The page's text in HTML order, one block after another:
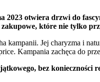
2023 otwiera drzwi do
które nie tylko
kampanii. Jej charyzma i
Kampania zachęca do
bez